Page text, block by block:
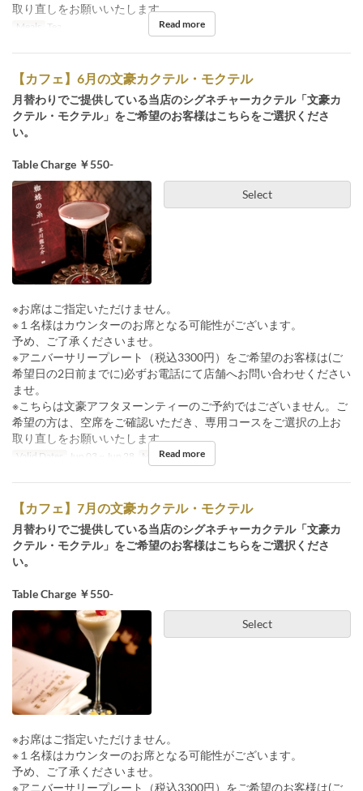
取り直しをお願いいたします。
Meals Tea Read more
【カフェ】6月の文豪カクテル・モクテル
月替わりでご提供している当店のシグネチャーカクテル「文豪カ
クテル・モクテル」をご希望のお客様はこちらをご選択くださ
い。
Table Charge ￥550-
Select
※お席はご指定いただけません。
※１名様はカウンターのお席となる可能性がございます。
予め、ご了承くださいませ。
※アニバーサリープレート（税込3300円）をご希望のお客様は(ご
希望日の2日前までに)必ずお電話にて店舗へお問い合わせください
ませ。
※こちらは文豪アフタヌーンティーのご予約ではございません。ご
希望の方は、空席をご確認いただき、専用コースをご選択の上お
取り直しをお願いいたします。
Valid Dates Jun 03 ~ Jun 28 Meals Tea
Read more
【カフェ】7月の文豪カクテル・モクテル
月替わりでご提供している当店のシグネチャーカクテル「文豪カ
クテル・モクテル」をご希望のお客様はこちらをご選択くださ
い。
Table Charge ￥550-
Select
※お席はご指定いただけません。
※１名様はカウンターのお席となる可能性がございます。
予め、ご了承くださいませ。
※アニバーサリープレート（税込3300円）をご希望のお客様は(ご